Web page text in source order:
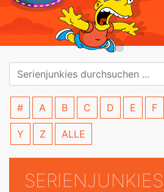
# A B C D E F
Y Z ALLE
SERIENJUNKIES